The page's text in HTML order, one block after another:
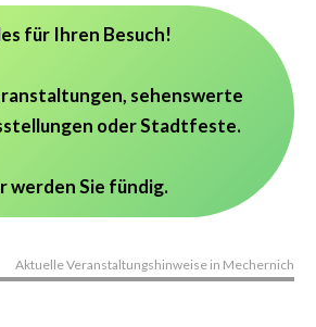
für Ihren Besuch!
sehenswerte
oder Stadtfeste.
werden Sie fündig.
Aktuelle Veranstaltungshinweise in Mechernich